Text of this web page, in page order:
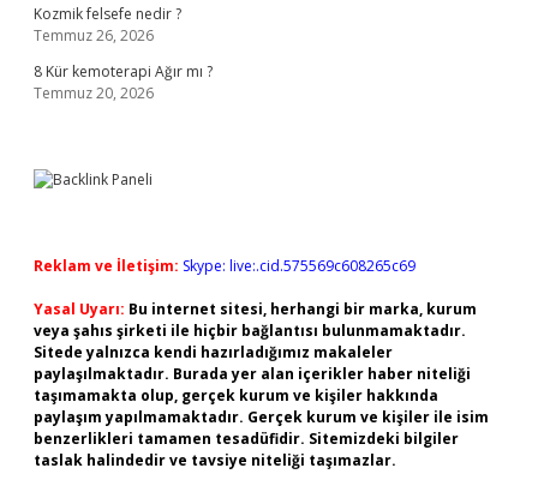
Kozmik felsefe nedir ?
Temmuz 26, 2026
8 Kür kemoterapi Ağır mı ?
Temmuz 20, 2026
Reklam ve İletişim: Skype: live:.cid.575569c608265c69
Yasal Uyarı: Bu internet sitesi, herhangi bir marka, kurum
veya şahıs şirketi ile hiçbir bağlantısı bulunmamaktadır.
Sitede yalnızca kendi hazırladığımız makaleler
paylaşılmaktadır. Burada yer alan içerikler haber niteliği
taşımamakta olup, gerçek kurum ve kişiler hakkında
paylaşım yapılmamaktadır. Gerçek kurum ve kişiler ile isim
benzerlikleri tamamen tesadüfidir. Sitemizdeki bilgiler
taslak halindedir ve tavsiye niteliği taşımazlar.